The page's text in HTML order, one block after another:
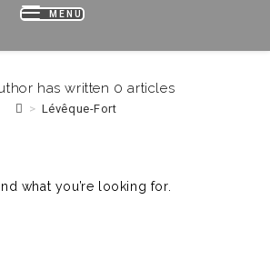
MENU
has written 0 articles
> Lévêque-Fort
what you’re looking for.